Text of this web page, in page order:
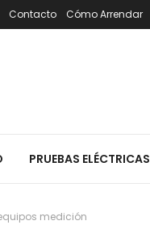
Contacto Cómo Arrendar
PRUEBAS ELÉCTRICAS
medición